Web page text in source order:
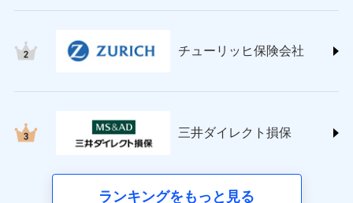
(https://www.nisshinfire.co.jp/)
(https://www.petfamilyins.co.jp/)
ins.com/)
三井ダイレクト損害保険株式会社
チューリッヒ保険会社
三井ダイレクト損保
ランキングをもっと見る